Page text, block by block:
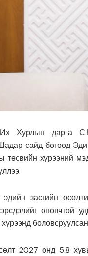
Хурлын дарга
сайд бөгөөд
төсвийн хүрээний
засгийн
оновчтой
хүрээнд
2027 онд 5.8